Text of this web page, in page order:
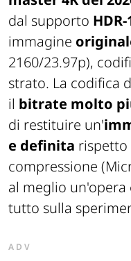
dal supporto
immagine
2160/23.97p),
strato. La codifica
il bitrate molto
di restituire un'
e definita rispetto
compressione
al meglio un'opera
tutto sulla
ADV